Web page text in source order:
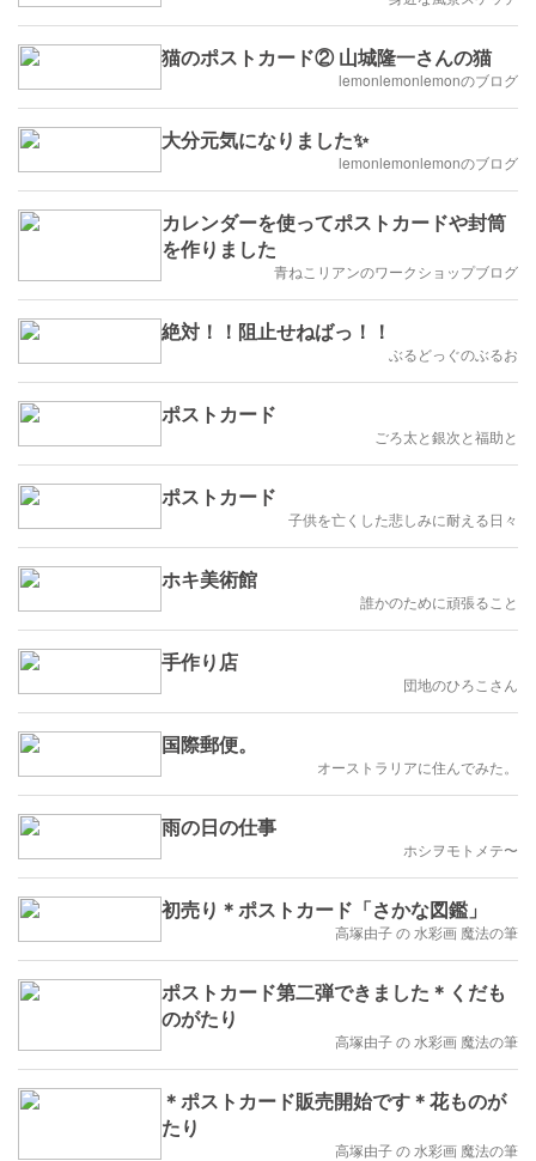
猫のポストカード② 山城隆一さんの猫
lemonlemonlemonのブログ
大分元気になりました✨
lemonlemonlemonのブログ
カレンダーを使ってポストカードや封筒
を作りました
青ねこリアンのワークショップブログ
絶対！！阻止せねばっ！！
ぶるどっぐのぶるお
ポストカード
ごろ太と銀次と福助と
ポストカード
子供を亡くした悲しみに耐える日々
ホキ美術館
誰かのために頑張ること
手作り店
団地のひろこさん
国際郵便。
オーストラリアに住んでみた。
雨の日の仕事
ホシヲモトメテ〜
初売り＊ポストカード「さかな図鑑」
高塚由子 の 水彩画 魔法の筆
ポストカード第二弾できました＊くだも
のがたり
高塚由子 の 水彩画 魔法の筆
＊ポストカード販売開始です＊花ものが
たり
高塚由子 の 水彩画 魔法の筆